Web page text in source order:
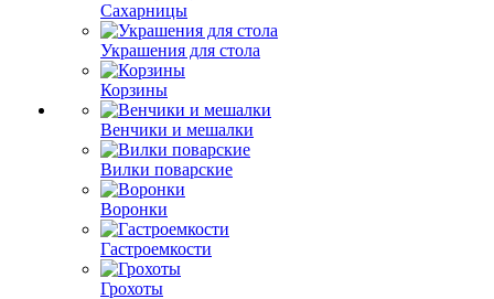
Сахарницы
Украшения для стола
Корзины
Венчики и мешалки
Вилки поварские
Воронки
Гастроемкости
Грохоты